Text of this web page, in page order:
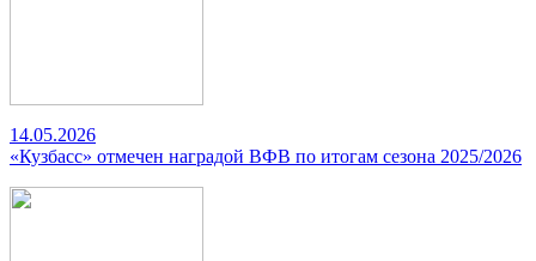
14.05.2026
«Кузбасс» отмечен наградой ВФВ по итогам сезона 2025/2026